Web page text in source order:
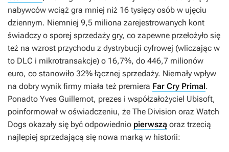
nabywców wciąż gra mniej niż 16 tysięcy osób w ujęciu
dziennym. Niemniej 9,5 miliona zarejestrowanych kont
świadczy o sporej sprzedaży gry, co zapewne przełożyło się
też na wzrost przychodu z dystrybucji cyfrowej (wliczając w
to DLC i mikrotransakcje) o 16,7%, do 446,7 milionów
euro, co stanowiło 32% łącznej sprzedaży. Niemały wpływ
na dobry wynik firmy miała też premiera Far Cry Primal.
Ponadto Yves Guillemot, prezes i współzałożyciel Ubisoft,
poinformował w oświadczeniu, że The Division oraz Watch
Dogs okazały się być odpowiednio pierwszą oraz trzecią
najlepiej sprzedającą się nowa marką w historii: